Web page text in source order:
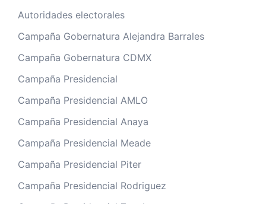
Autoridades electorales
Campaña Gobernatura Alejandra Barrales
Campaña Gobernatura CDMX
Campaña Presidencial
Campaña Presidencial AMLO
Campaña Presidencial Anaya
Campaña Presidencial Meade
Campaña Presidencial Piter
Campaña Presidencial Rodriguez